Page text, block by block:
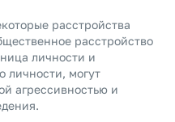
расстройства
расстройство
личности и
личности, могут
агрессивностью и